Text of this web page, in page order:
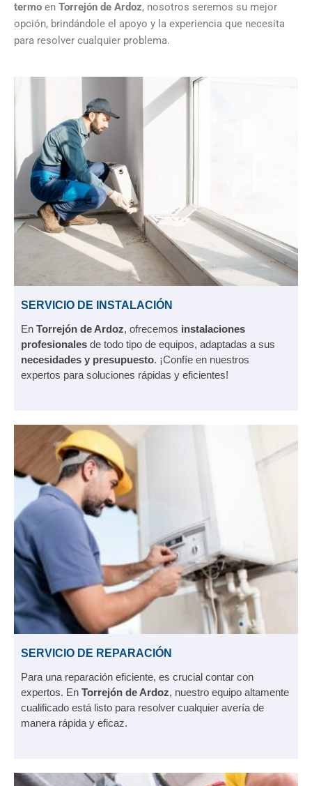
termo en Torrejón de Ardoz, nosotros seremos su mejor
opción, brindándole el apoyo y la experiencia que necesita
para resolver cualquier problema.
SERVICIO DE INSTALACIÓN
En Torrejón de Ardoz, ofrecemos instalaciones
profesionales de todo tipo de equipos, adaptadas a sus
necesidades y presupuesto. ¡Confíe en nuestros
expertos para soluciones rápidas y eficientes!
SERVICIO DE REPARACIÓN
Para una reparación eficiente, es crucial contar con
expertos. En Torrejón de Ardoz, nuestro equipo altamente
cualificado está listo para resolver cualquier avería de
manera rápida y eficaz.